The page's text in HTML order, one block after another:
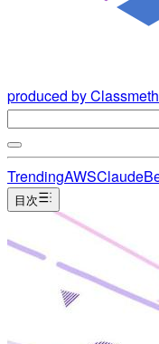
produced by
TrendingAWSClaude
目次